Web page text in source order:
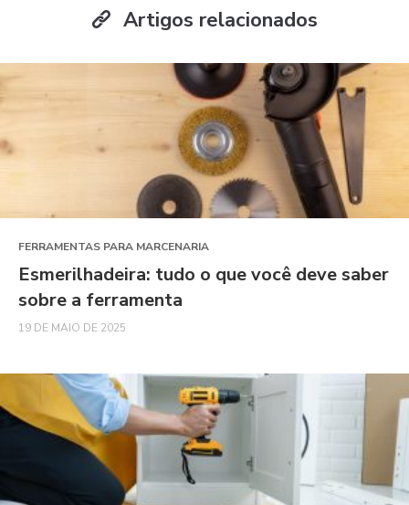
Artigos relacionados
FERRAMENTAS PARA MARCENARIA
Esmerilhadeira: tudo o que você deve saber
sobre a ferramenta
19 DE MAIO DE 2025